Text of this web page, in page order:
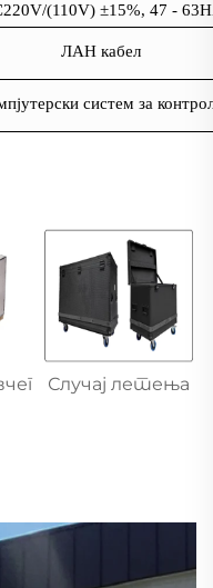
(110V) ±15%, 47 -
ЛАН кабел
систем за
Случај летења